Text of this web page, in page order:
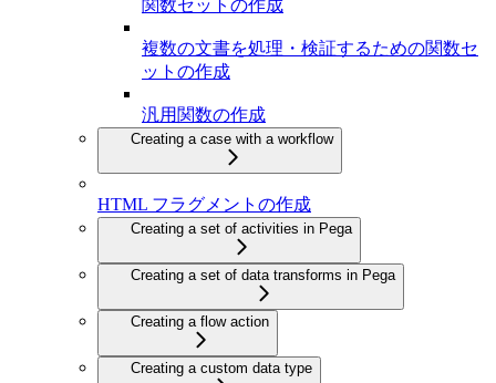
関数セットの作成
複数の文書を処理・検証するための関数セ
ットの作成
汎用関数の作成
Creating a case with a workflow
HTML フラグメントの作成
Creating a set of activities in Pega
Creating a set of data transforms in Pega
Creating a flow action
Creating a custom data type